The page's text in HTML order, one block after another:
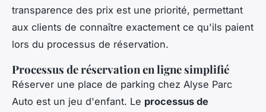
transparence des prix est une priorité, permettant
aux clients de connaître exactement ce qu'ils paient
lors du processus de réservation.
Processus de réservation en ligne simplifié
Réserver une place de parking chez Alyse Parc
Auto est un jeu d'enfant. Le processus de